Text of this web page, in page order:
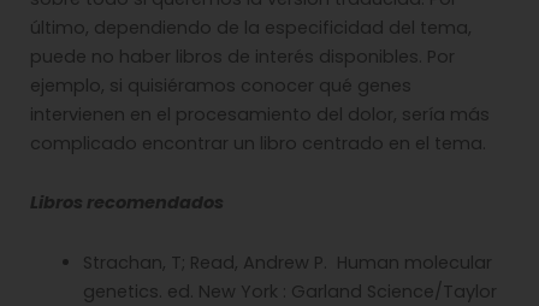
último, dependiendo de la especificidad del tema,
puede no haber libros de interés disponibles. Por
ejemplo, si quisiéramos conocer qué genes
intervienen en el procesamiento del dolor, sería más
complicado encontrar un libro centrado en el tema.
Libros recomendados
Strachan, T; Read, Andrew P. Human molecular
genetics. ed. New York : Garland Science/Taylor